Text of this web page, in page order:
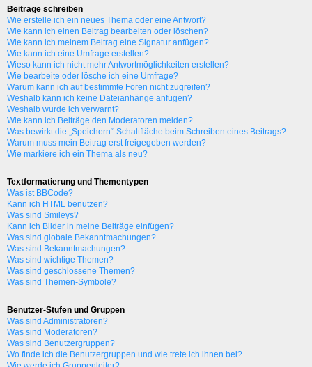
Beiträge schreiben
Wie erstelle ich ein neues Thema oder eine Antwort?
Wie kann ich einen Beitrag bearbeiten oder löschen?
Wie kann ich meinem Beitrag eine Signatur anfügen?
Wie kann ich eine Umfrage erstellen?
Wieso kann ich nicht mehr Antwortmöglichkeiten erstellen?
Wie bearbeite oder lösche ich eine Umfrage?
Warum kann ich auf bestimmte Foren nicht zugreifen?
Weshalb kann ich keine Dateianhänge anfügen?
Weshalb wurde ich verwarnt?
Wie kann ich Beiträge den Moderatoren melden?
Was bewirkt die „Speichern“-Schaltfläche beim Schreiben eines Beitrags?
Warum muss mein Beitrag erst freigegeben werden?
Wie markiere ich ein Thema als neu?
Textformatierung und Thementypen
Was ist BBCode?
Kann ich HTML benutzen?
Was sind Smileys?
Kann ich Bilder in meine Beiträge einfügen?
Was sind globale Bekanntmachungen?
Was sind Bekanntmachungen?
Was sind wichtige Themen?
Was sind geschlossene Themen?
Was sind Themen-Symbole?
Benutzer-Stufen und Gruppen
Was sind Administratoren?
Was sind Moderatoren?
Was sind Benutzergruppen?
Wo finde ich die Benutzergruppen und wie trete ich ihnen bei?